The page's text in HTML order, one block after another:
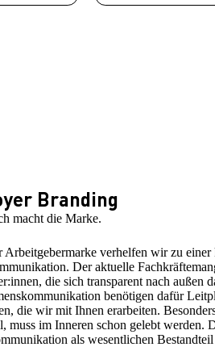
Branding
macht die Marke.
Arbeitgebermarke verhelfen wir zu einer
Der aktuelle
die sich transparent nach außen
benötigen dafür
die wir mit Ihnen erarbeiten.
muss im Inneren schon gelebt werden.
als wesentlichen